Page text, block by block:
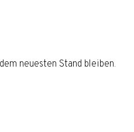
neuesten Stand bleiben.